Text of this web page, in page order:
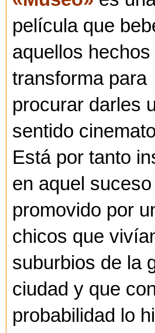
película que
aquellos
transforma para
procurar darles
sentido
Está por tanto
en aquel suceso
promovido por
chicos que
suburbios de la
ciudad y que
probabilidad lo